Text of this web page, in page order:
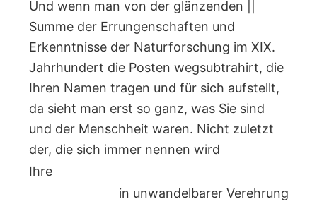
Und wenn man von der glänzenden ||
Summe der Errungenschaften und
Erkenntnisse der Naturforschung im XIX.
Jahrhundert die Posten wegsubtrahirt, die
Ihren Namen tragen und für sich aufstellt,
da sieht man erst so ganz, was Sie sind
und der Menschheit waren. Nicht zuletzt
der, die sich immer nennen wird
Ihre
in unwandelbarer Verehrung